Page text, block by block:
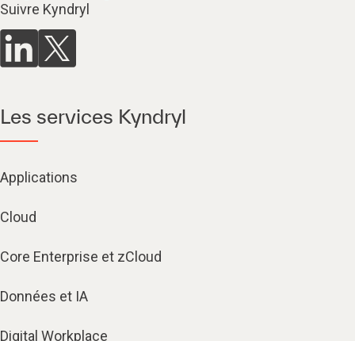
Suivre Kyndryl
Les services Kyndryl
Applications
Cloud
Core Enterprise et zCloud
Données et IA
Digital Workplace